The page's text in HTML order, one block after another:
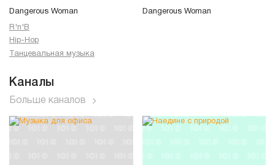
Dangerous Woman
R'n'B
Hip-Hop
Танцевальная музыка
Dangerous Woman
Каналы
Больше каналов